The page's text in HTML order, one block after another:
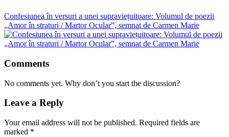
Confesiunea în versuri a unei supraviețuitoare: Volumul de poezii
„Amor în straturi / Martor Ocular”, semnat de Carmen Marie
Comments
No comments yet. Why don’t you start the discussion?
Leave a Reply
Your email address will not be published. Required fields are
marked *